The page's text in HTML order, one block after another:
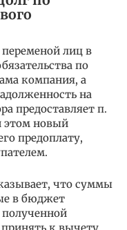
переменой лиц в
по
компания, а
на
предоставляет п.
этом новый
предоплату,
что суммы
в бюджет